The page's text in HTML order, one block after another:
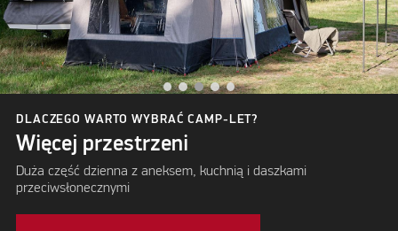
DLACZEGO WARTO WYBRAĆ CAMP-LET?
Więcej przestrzeni
Duża część dzienna z aneksem, kuchnią i daszkami
przeciwsłonecznymi